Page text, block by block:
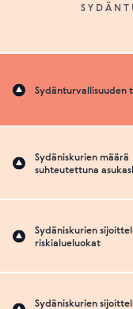
Sydänturvallisuuden
Sydäniskurien määrä
suhteutettuna
Sydäniskurien
riskialueluokat
Sydäniskurien